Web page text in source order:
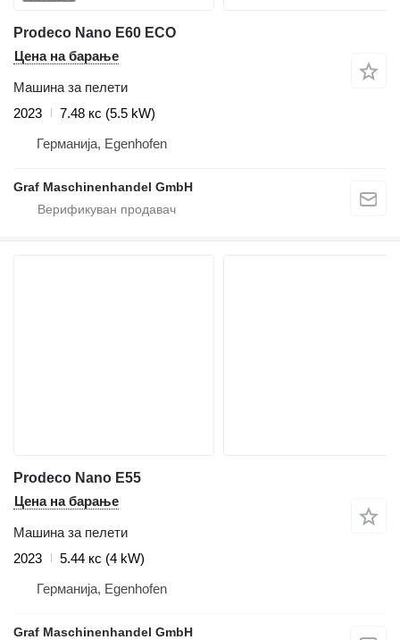
Prodeco Nano E60 ECO
Цена на барање
Машина за пелети
2023
7.48 кс (5.5 kW)
Германија, Egenhofen
Graf Maschinenhandel GmbH
Prodeco Nano E55
Цена на барање
Машина за пелети
2023
5.44 кс (4 kW)
Германија, Egenhofen
Graf Maschinenhandel GmbH